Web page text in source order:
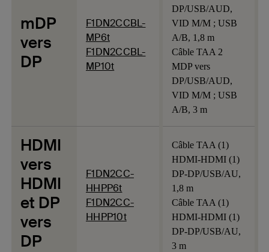
mDP
vers
DP
F1DN2CCBL-
MP6t
F1DN2CCBL-
MP10t
DP/USB/AUD,
VID M/M ; USB
A/B, 1,8 m
Câble TAA 2
MDP vers
DP/USB/AUD,
VID M/M ; USB
A/B, 3 m
HDMI
vers
HDMI
et DP
vers
DP
F1DN2CC-
HHPP6t
F1DN2CC-
HHPP10t
Câble TAA (1)
HDMI-HDMI (1)
DP-DP/USB/AU,
1,8 m
Câble TAA (1)
HDMI-HDMI (1)
DP-DP/USB/AU,
3 m